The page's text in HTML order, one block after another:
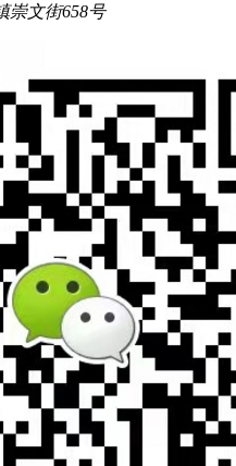
崇文街658号